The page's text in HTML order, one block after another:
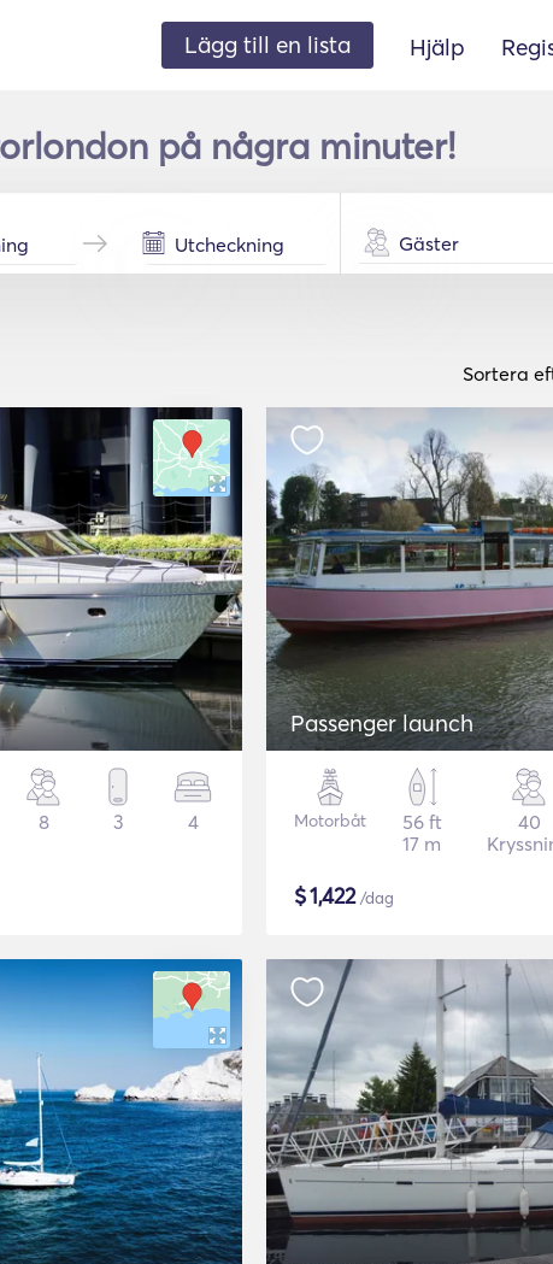
Lägg till en lista Hjälp
på några minuter!
Gäster
Sortera
8 3 4
Passenger launch
Motorbåt
56 ft
17 m
40
$1,422/dag